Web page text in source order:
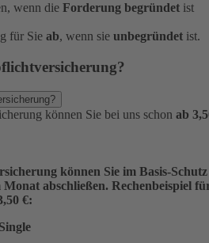
wenn die Forderung begründet ist
für Sie ab, wenn sie unbegründet ist.
können Sie bei uns schon ab
können Sie im Basis-Schutz
Monat abschließen. Rechenbeispiel
€:
Single